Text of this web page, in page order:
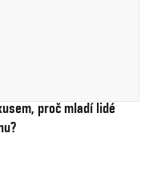
proč mladí lidé